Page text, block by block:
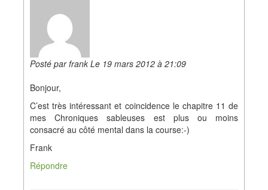
Posté par frank Le 19 mars 2012 à 21:09
Bonjour,
C’est très intéressant et coincidence le chapitre 11 de
mes Chroniques sableuses est plus ou moins
consacré au côté mental dans la course:-)
Frank
Répondre